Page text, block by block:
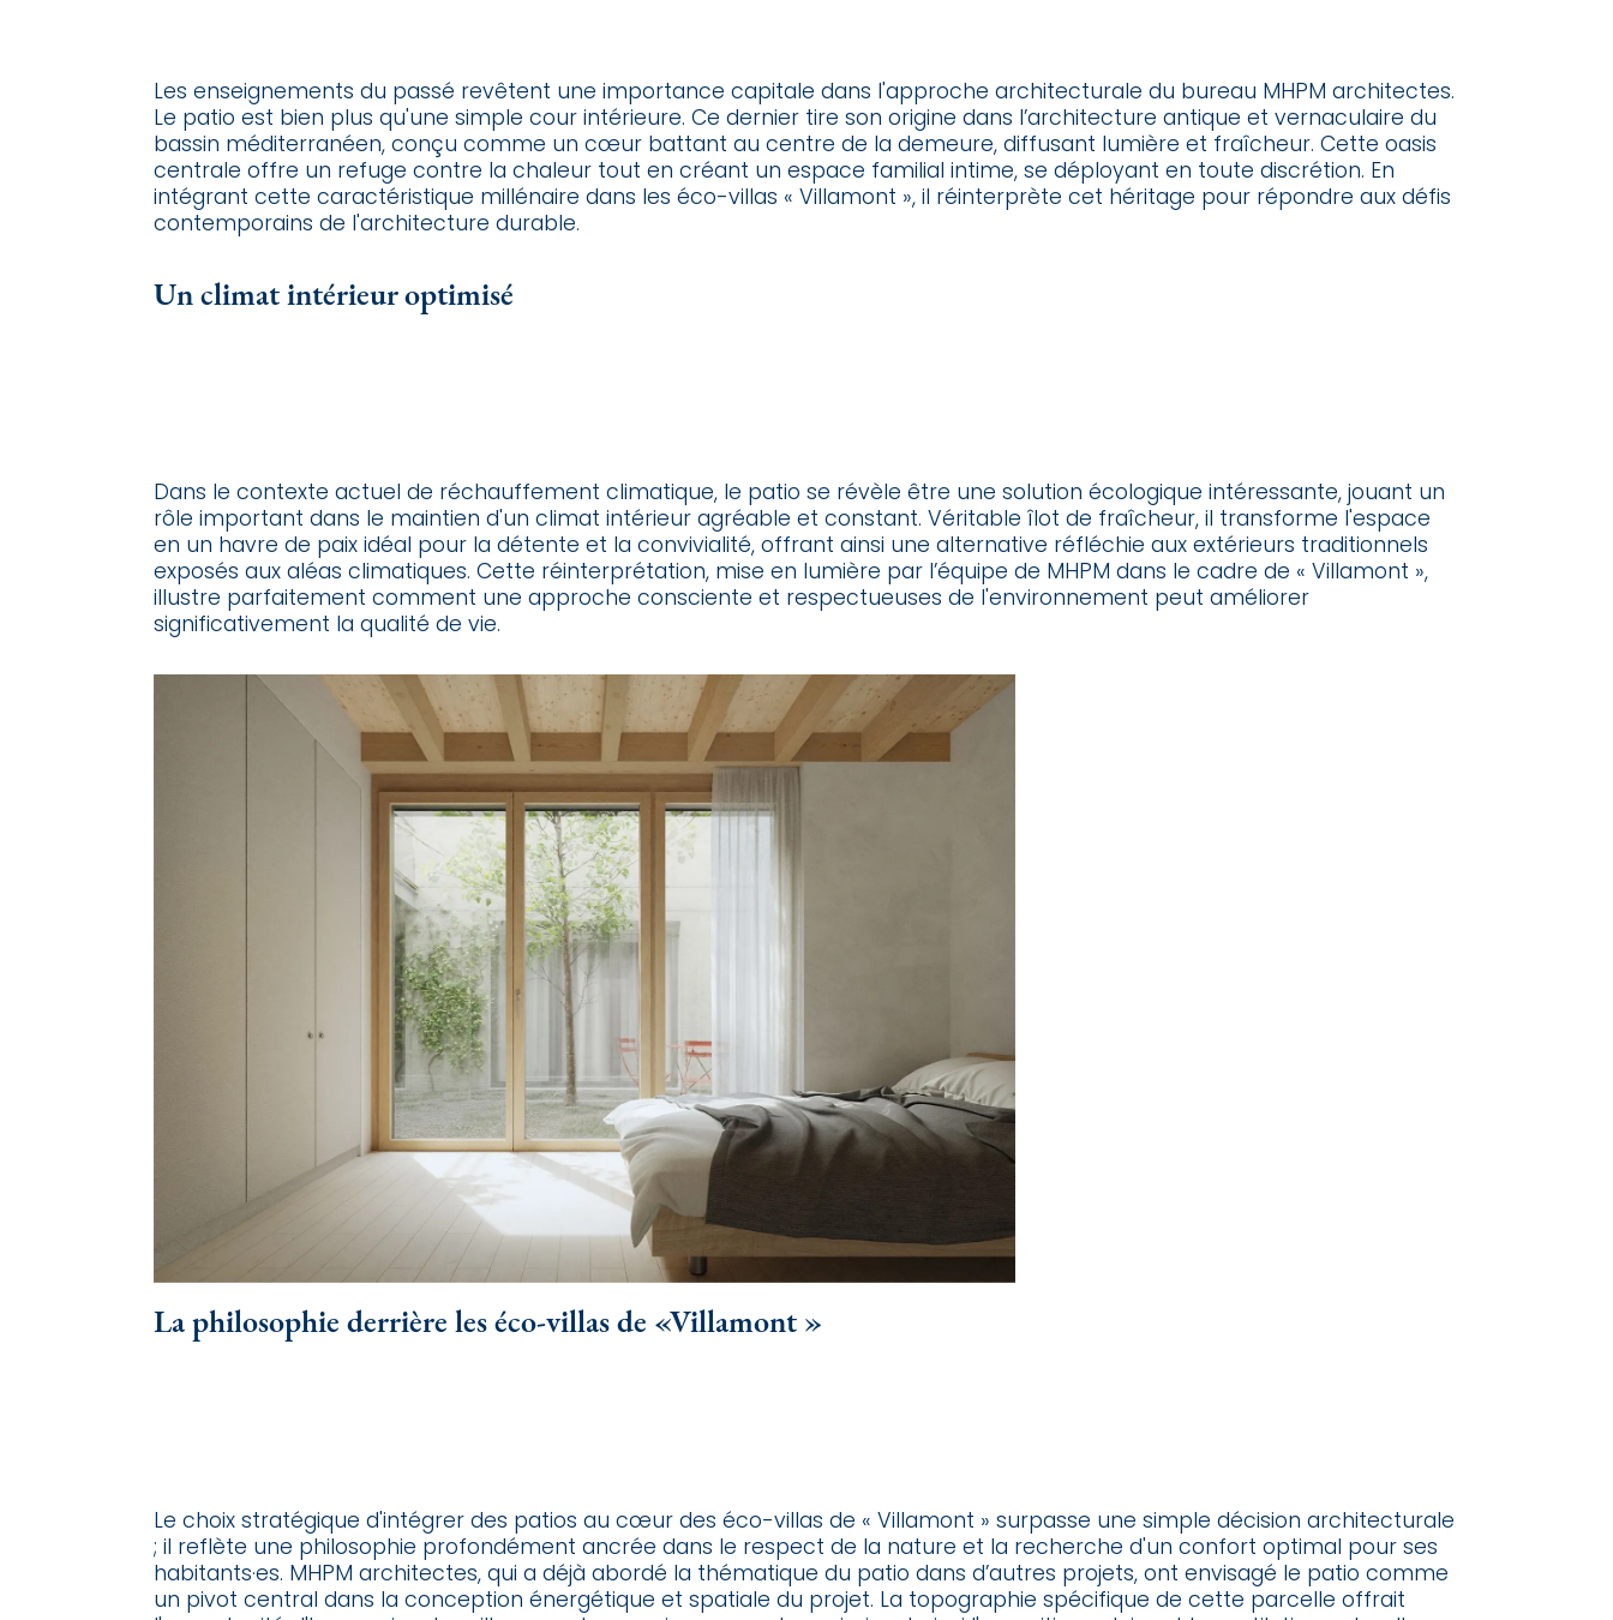
Les enseignements du passé revêtent une importance capitale dans l'approche architecturale du bureau MHPM architectes.
Le patio est bien plus qu'une simple cour intérieure. Ce dernier tire son origine dans l’architecture antique et vernaculaire du
bassin méditerranéen, conçu comme un cœur battant au centre de la demeure, diffusant lumière et fraîcheur. Cette oasis
centrale offre un refuge contre la chaleur tout en créant un espace familial intime, se déployant en toute discrétion. En
intégrant cette caractéristique millénaire dans les éco-villas « Villamont », il réinterprète cet héritage pour répondre aux défis
contemporains de l'architecture durable.
Un climat intérieur optimisé
Dans le contexte actuel de réchauffement climatique, le patio se révèle être une solution écologique intéressante, jouant un
rôle important dans le maintien d'un climat intérieur agréable et constant. Véritable îlot de fraîcheur, il transforme l'espace
en un havre de paix idéal pour la détente et la convivialité, offrant ainsi une alternative réfléchie aux extérieurs traditionnels
exposés aux aléas climatiques. Cette réinterprétation, mise en lumière par l’équipe de MHPM dans le cadre de « Villamont »,
illustre parfaitement comment une approche consciente et respectueuses de l'environnement peut améliorer
significativement la qualité de vie.
La philosophie derrière les éco-villas de «Villamont »
Le choix stratégique d'intégrer des patios au cœur des éco-villas de « Villamont » surpasse une simple décision architecturale
; il reflète une philosophie profondément ancrée dans le respect de la nature et la recherche d'un confort optimal pour ses
habitants·es. MHPM architectes, qui a déjà abordé la thématique du patio dans d’autres projets, ont envisagé le patio comme
un pivot central dans la conception énergétique et spatiale du projet. La topographie spécifique de cette parcelle offrait